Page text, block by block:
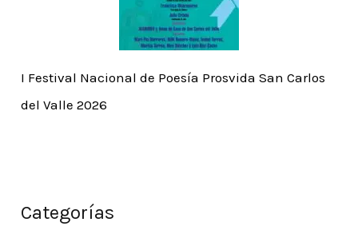
I Festival Nacional de Poesía Prosvida San Carlos
del Valle 2026
Categorías